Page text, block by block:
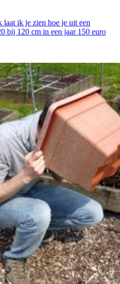
laat ik je zien hoe je uit een
bij 120 cm in een jaar 150 euro